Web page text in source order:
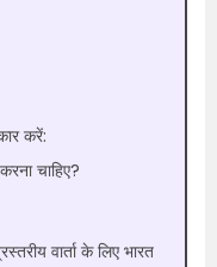
करें:
चाहिए?
वार्ता के लिए भारत